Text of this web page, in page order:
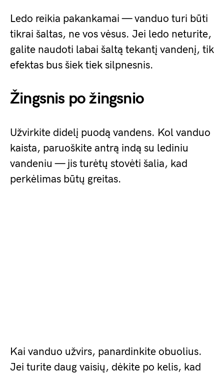
Ledo reikia pakankamai — vanduo turi būti
tikrai šaltas, ne vos vėsus. Jei ledo neturite,
galite naudoti labai šaltą tekantį vandenį, tik
efektas bus šiek tiek silpnesnis.
Žingsnis po žingsnio
Užvirkite didelį puodą vandens. Kol vanduo
kaista, paruoškite antrą indą su lediniu
vandeniu — jis turėtų stovėti šalia, kad
perkėlimas būtų greitas.
Kai vanduo užvirs, panardinkite obuolius.
Jei turite daug vaisių, dėkite po kelis, kad